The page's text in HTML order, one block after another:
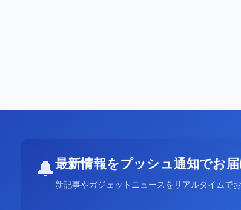
🔔最新情報をプッシュ通知でお届
新記事やガジェットニュースをリアルタイムで